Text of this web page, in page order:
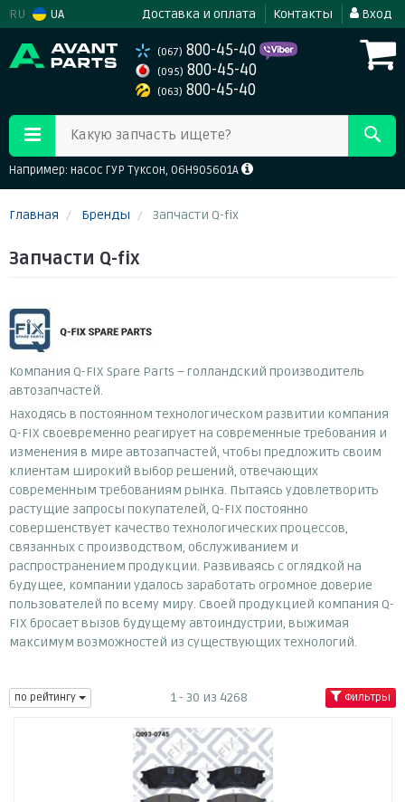
RU UA Доставка и оплата Контакты Вход
(067) 800-45-40
(095) 800-45-40
(063) 800-45-40
Какую запчасть ищете?
Например: насос ГУР Туксон, 06H905601A
Главная Бренды Запчасти Q-fix
Запчасти Q-fix
Компания Q-FIX Spare Parts – голландский производитель
автозапчастей.
Находясь в постоянном технологическом развитии компания
Q-FIX своевременно реагирует на современные требования и
изменения в мире автозапчастей, чтобы предложить своим
клиентам широкий выбор решений, отвечающих
современным требованиям рынка. Пытаясь удовлетворить
растущие запросы покупателей, Q-FIX постоянно
совершенствует качество технологических процессов,
связанных с производством, обслуживанием и
распространением продукции. Развиваясь с оглядкой на
будущее, компании удалось заработать огромное доверие
пользователей по всему миру. Своей продукцией компания Q-
FIX бросает вызов будущему автоиндустрии, выжимая
максимум возможностей из существующих технологий.
по рейтингу 1 - 30 из 4268 Фильтры